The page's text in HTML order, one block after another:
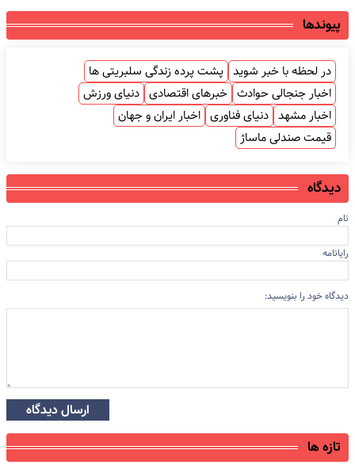
پیوندها
در لحظه با خبر شوید پشت پرده زندگی سلبریتی ها
اخبار جنجالی حوادث خبرهای اقتصادی دنیای ورزش
اخبار مشهد دنیای فناوری اخبار ایران و جهان
قیمت صندلی ماساژ
دیدگاه
نام
رایانامه
دیدگاه خود را بنویسید:
ارسال دیدگاه
تازه ها